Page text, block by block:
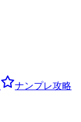
ナンプレ攻略